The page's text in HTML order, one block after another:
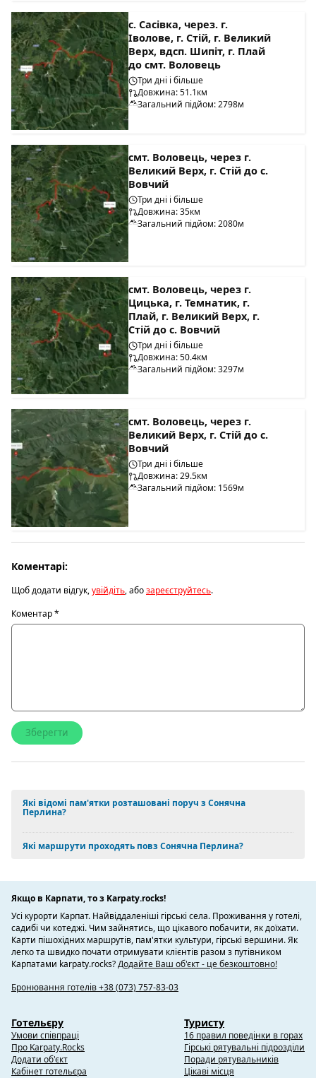
с. Сасівка, через. г.
Іволове, г. Стій, г. Великий
Верх, вдсп. Шипіт, г. Плай
до смт. Воловець
Три дні і більше
Довжина: 51.1км
Загальний підйом: 2798м
смт. Воловець, через г.
Великий Верх, г. Стій до с.
Вовчий
Три дні і більше
Довжина: 35км
Загальний підйом: 2080м
смт. Воловець, через г.
Цицька, г. Темнатик, г.
Плай, г. Великий Верх, г.
Стій до с. Вовчий
Три дні і більше
Довжина: 50.4км
Загальний підйом: 3297м
смт. Воловець, через г.
Великий Верх, г. Стій до с.
Вовчий
Три дні і більше
Довжина: 29.5км
Загальний підйом: 1569м
Коментарі:
Щоб додати відгук,увійдіть, абозареєструйтесь.
Коментар*
Які відомі пам'ятки розташовані поруч з Сонячна
Перлина?
Які маршрути проходять повз Сонячна Перлина?
Якщо в Карпати, то з Karpaty.rocks!
Усі курорти Карпат. Найвіддаленіші гірські села. Проживання у готелі,
садибі чи котеджі. Чим зайнятись, що цікавого побачити, як доїхати.
Карти пішохідних маршрутів, пам'ятки культури, гірські вершини. Як
легко та швидко почати отримувати клієнтів разом з путівником
Карпатами karpaty.rocks?Додайте Ваш об'єкт - це безкоштовно!
Бронювання готелів +38 (073) 757-83-03
Готельєру
Умови співпраці
Про Karpaty.Rocks
Додати об'єкт
Кабінет готельєра
Туристу
16 правил поведінки в горах
Гірські рятувальні підрозділи
Поради рятувальників
Цікаві місця